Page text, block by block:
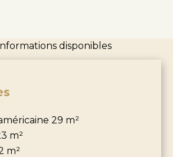
disponibles
29 m²
m²
m²